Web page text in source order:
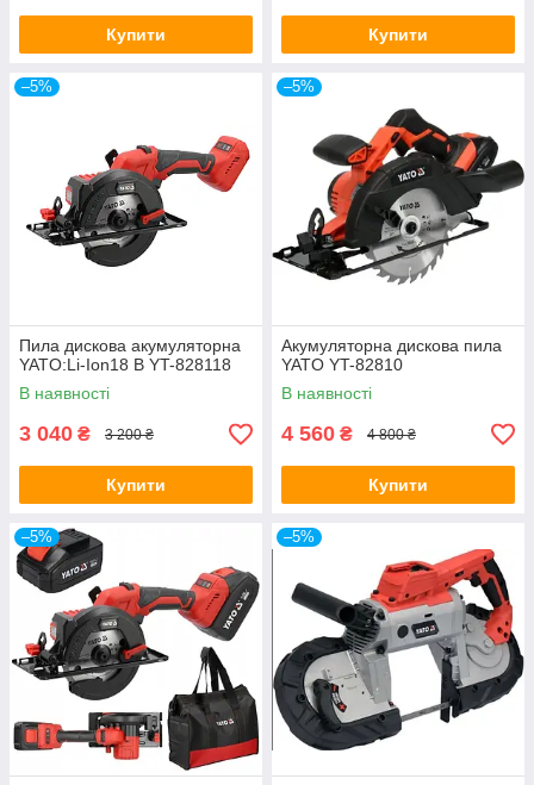
Купити Купити
–5%
Пила дискова акумуляторна
YATO:Li-Ion18 В YT-828118
В наявності
3 040 ₴ 3 200 ₴
Купити
–5%
Акумуляторна дискова пила
YATO YT-82810
В наявності
4 560 ₴ 4 800 ₴
Купити
–5% –5%